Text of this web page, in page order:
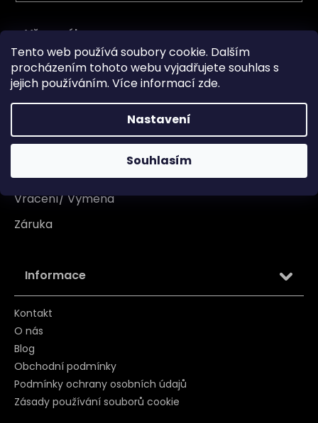
Tento web používá soubory cookie. Dalším
procházením tohoto webu vyjadřujete souhlas s
jejich používáním. Více informací zde.
Nastavení
Souhlasím
Vše o nákupu
Doprava
Reklamace
Vrácení/ Výměna
Záruka
Informace
Kontakt
O nás
Blog
Obchodní podmínky
Podmínky ochrany osobních údajů
Zásady používání souborů cookie